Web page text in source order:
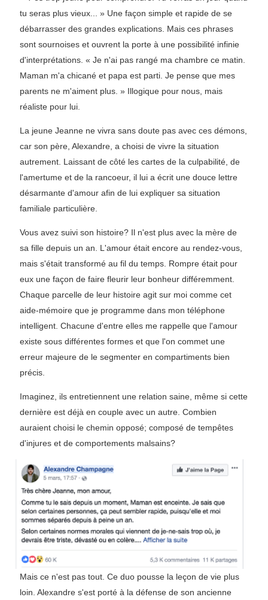
tu seras plus vieux... » Une façon simple et rapide de se
débarrasser des grandes explications. Mais ces phrases
sont sournoises et ouvrent la porte à une possibilité infinie
d'interprétations. « Je n'ai pas rangé ma chambre ce matin.
Maman m'a chicané et papa est parti. Je pense que mes
parents ne m'aiment plus. » Illogique pour nous, mais
réaliste pour lui.
La jeune Jeanne ne vivra sans doute pas avec ces démons,
car son père, Alexandre, a choisi de vivre la situation
autrement. Laissant de côté les cartes de la culpabilité, de
l'amertume et de la rancoeur, il lui a écrit une douce lettre
désarmante d'amour afin de lui expliquer sa situation
familiale particulière.
Vous avez suivi son histoire? Il n'est plus avec la mère de
sa fille depuis un an. L'amour était encore au rendez-vous,
mais s'était transformé au fil du temps. Rompre était pour
eux une façon de faire fleurir leur bonheur différemment.
Chaque parcelle de leur histoire agit sur moi comme cet
aide-mémoire que je programme dans mon téléphone
intelligent. Chacune d'entre elles me rappelle que l'amour
existe sous différentes formes et que l'on commet une
erreur majeure de le segmenter en compartiments bien
précis.
Imaginez, ils entretiennent une relation saine, même si cette
dernière est déjà en couple avec un autre. Combien
auraient choisi le chemin opposé; composé de tempêtes
d'injures et de comportements malsains?
Mais ce n'est pas tout. Ce duo pousse la leçon de vie plus
loin. Alexandre s'est porté à la défense de son ancienne